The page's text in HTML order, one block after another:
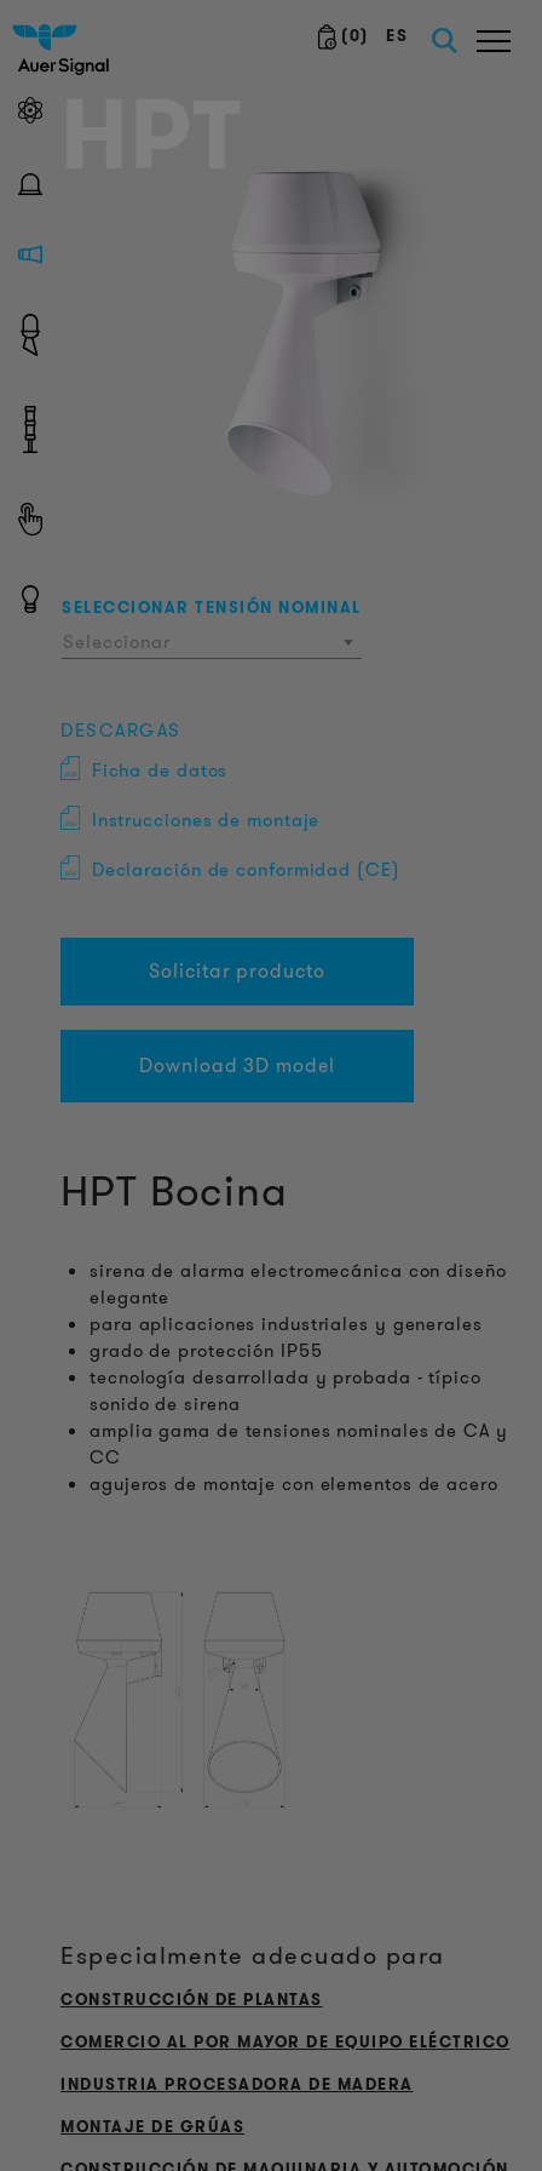
(0) ES
SELECCIONAR TENSIÓN NOMINAL
Seleccionar
DESCARGAS
Ficha de datos
Instrucciones de montaje
Declaración de conformidad (CE)
Solicitar producto
Download 3D model
HPT Bocina
sirena de alarma electromecánica con diseño
elegante
para aplicaciones industriales y generales
grado de protección IP55
tecnología desarrollada y probada - típico
sonido de sirena
amplia gama de tensiones nominales de CA y
CC
agujeros de montaje con elementos de acero
Especialmente adecuado para
CONSTRUCCIÓN DE PLANTAS
COMERCIO AL POR MAYOR DE EQUIPO ELÉCTRICO
INDUSTRIA PROCESADORA DE MADERA
MONTAJE DE GRÚAS